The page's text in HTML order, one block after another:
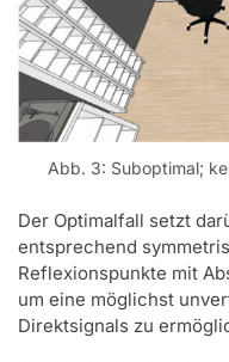
Abb. 3: Suboptimal;
Der Optimalfall setzt
entsprechend
Reflexionspunkte mit
um eine möglichst
Direktsignals zu